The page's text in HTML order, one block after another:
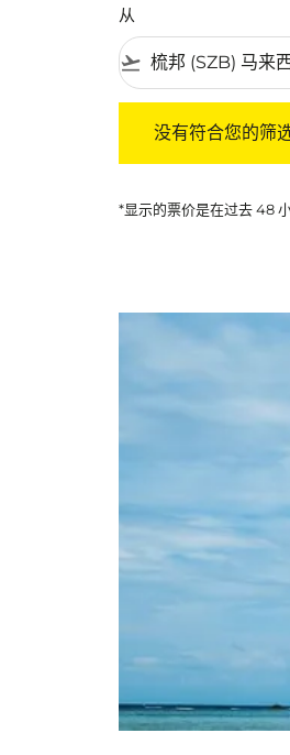
从
flight_takeoff
没有符合您的筛
*显示的票价是在过去 48